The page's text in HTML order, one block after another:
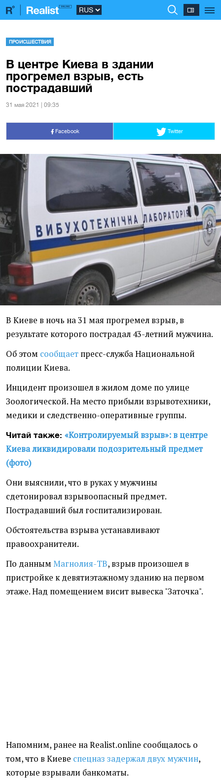
ПРОИСШЕСТВИЯ
В центре Киева в здании
прогремел взрыв, есть
пострадавший
31 мая 2021 | 09:35
Facebook Twitter
В Киеве в ночь на 31 мая прогремел взрыв, в
результате которого пострадал 43-летний мужчина.
Об этом сообщает пресс-служба Национальной
полиции Киева.
Инцидент произошел в жилом доме по улице
Зоологической. На место прибыли взрывотехники,
медики и следственно-оперативные группы.
Читай также: «Контролируемый взрыв»: в центре
Киева ликвидировали подозрительный предмет
(фото)
Они выяснили, что в руках у мужчины
сдетонировал взрывоопасный предмет.
Пострадавший был госпитализирован.
Обстоятельства взрыва устанавливают
правоохранители.
По даннымМагнолия-ТВ, взрыв произошел в
пристройке к девятиэтажному зданию на первом
этаже. Над помещением висит вывеска "Заточка".
Напомним, ранее на Realist.online сообщалось о
том, что в Киеве спецназ задержал двух мужчин,
которые взрывали банкоматы.